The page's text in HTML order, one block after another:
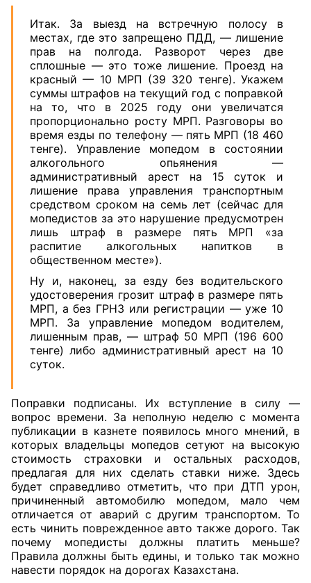
Итак. За выезд на встречную полосу в
местах, где это запрещено ПДД, — лишение
прав на полгода. Разворот через две
сплошные — это тоже лишение. Проезд на
красный — 10 МРП (39 320 тенге). Укажем
суммы штрафов на текущий год с поправкой
на то, что в 2025 году они увеличатся
пропорционально росту МРП. Разговоры во
время езды по телефону — пять МРП (18 460
тенге). Управление мопедом в состоянии
алкогольного опьянения —
административный арест на 15 суток и
лишение права управления транспортным
средством сроком на семь лет (сейчас для
мопедистов за это нарушение предусмотрен
лишь штраф в размере пять МРП «за
распитие алкогольных напитков в
общественном месте»).
Ну и, наконец, за езду без водительского
удостоверения грозит штраф в размере пять
МРП, а без ГРНЗ или регистрации — уже 10
МРП. За управление мопедом водителем,
лишенным прав, — штраф 50 МРП (196 600
тенге) либо административный арест на 10
суток.
Поправки подписаны. Их вступление в силу —
вопрос времени. За неполную неделю с момента
публикации в казнете появилось много мнений, в
которых владельцы мопедов сетуют на высокую
стоимость страховки и остальных расходов,
предлагая для них сделать ставки ниже. Здесь
будет справедливо отметить, что при ДТП урон,
причиненный автомобилю мопедом, мало чем
отличается от аварий с другим транспортом. То
есть чинить поврежденное авто также дорого. Так
почему мопедисты должны платить меньше?
Правила должны быть едины, и только так можно
навести порядок на дорогах Казахстана.